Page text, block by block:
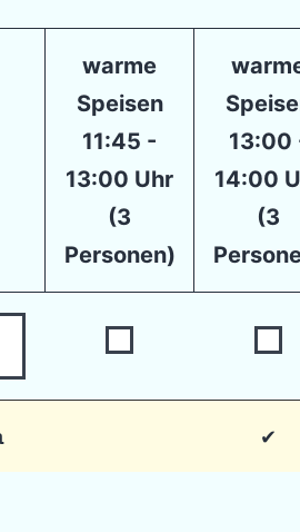
warme
Speisen
11:45 -
13:00 Uhr
(3
Personen)
13:00
14:00
(3
✔